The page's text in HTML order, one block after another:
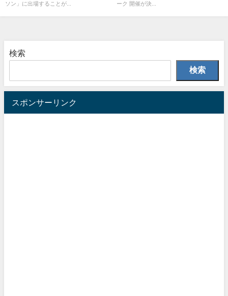
ソン」に出場することが...
ーク 開催が決...
検索
検索
スポンサーリンク